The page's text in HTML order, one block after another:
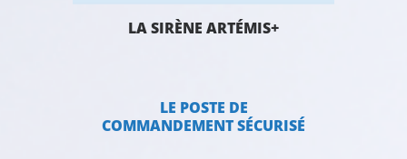
LA SIRÈNE ARTÉMIS+
LE POSTE DE
COMMANDEMENT SÉCURISÉ